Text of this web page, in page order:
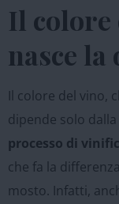
Il colore
nasce la
Il colore del vino,
dipende solo
processo di
che fa la
mosto. Infatti,